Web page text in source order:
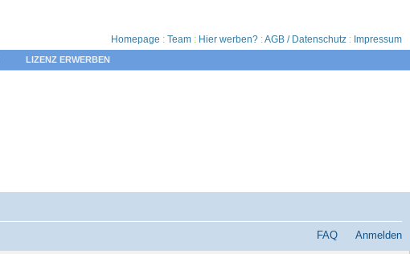
Homepage : Team : Hier werben? :AGB / Datenschutz : Impressum
LIZENZ ERWERBEN
FAQ Anmelden